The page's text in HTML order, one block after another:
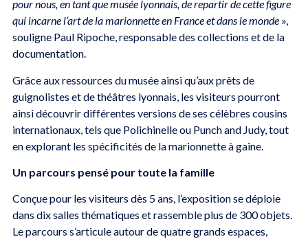
pour nous, en tant que musée lyonnais, de repartir de cette figure
qui incarne l’art de la marionnette en France et dans le monde »,
souligne Paul Ripoche, responsable des collections et de la
documentation.
Grâce aux ressources du musée ainsi qu’aux prêts de
guignolistes et de théâtres lyonnais, les visiteurs pourront
ainsi découvrir différentes versions de ses célèbres cousins
internationaux, tels que Polichinelle ou Punch and Judy, tout
en explorant les spécificités de la marionnette à gaine.
Un parcours pensé pour toute la famille
Conçue pour les visiteurs dès 5 ans, l’exposition se déploie
dans dix salles thématiques et rassemble plus de 300 objets.
Le parcours s’articule autour de quatre grands espaces,